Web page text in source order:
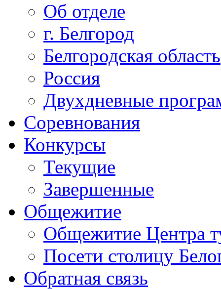
Об отделе
г. Белгород
Белгородская область
Россия
Двухдневные
Соревнования
Конкурсы
Текущие
Завершенные
Общежитие
Общежитие Центра
Посети столицу
Обратная связь